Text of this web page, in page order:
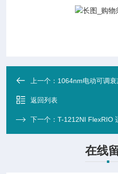
上一个： 1064nm电动可调衰减器
返回列表
下一个：T-1212NI FlexRIO 适配器
在线